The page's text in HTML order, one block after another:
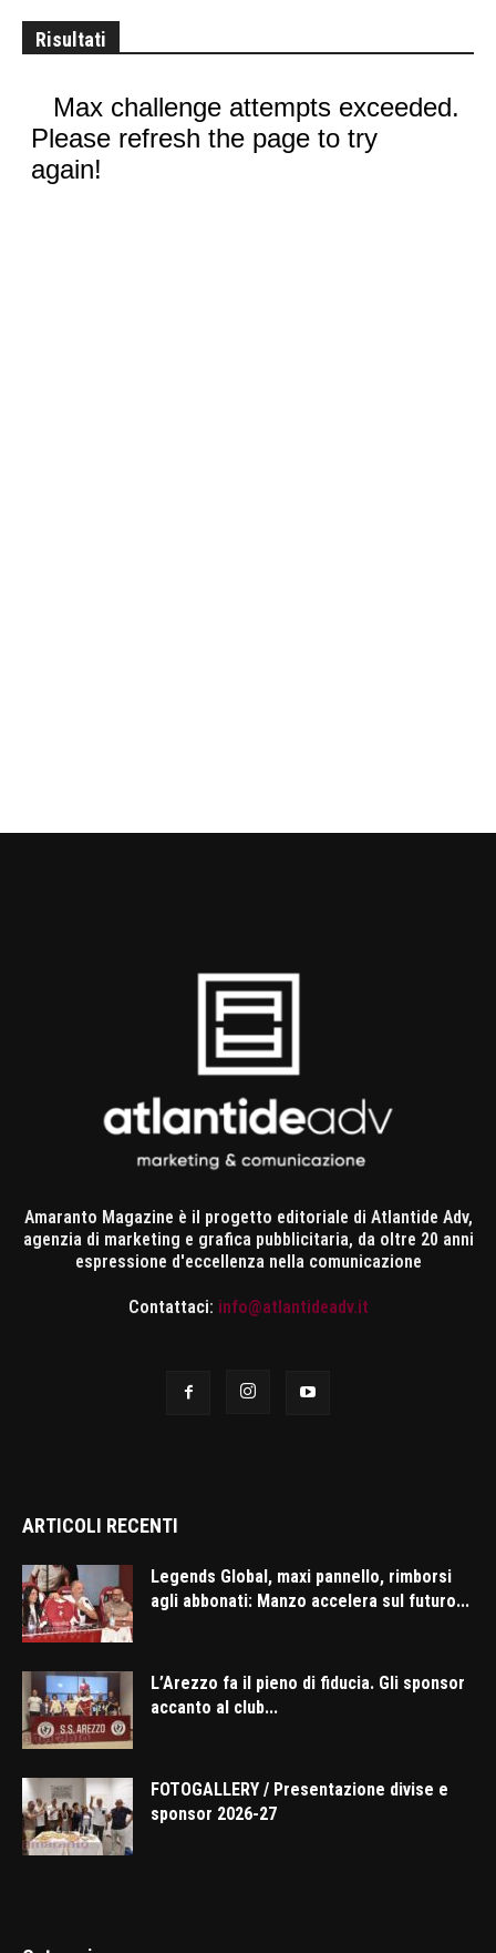
Risultati
Amaranto Magazine è il progetto editoriale di Atlantide Adv,
agenzia di marketing e grafica pubblicitaria, da oltre 20 anni
espressione d'eccellenza nella comunicazione
Contattaci: info@atlantideadv.it
ARTICOLI RECENTI
Legends Global, maxi pannello, rimborsi
agli abbonati: Manzo accelera sul futuro...
L’Arezzo fa il pieno di fiducia. Gli sponsor
accanto al club...
FOTOGALLERY / Presentazione divise e
sponsor 2026-27